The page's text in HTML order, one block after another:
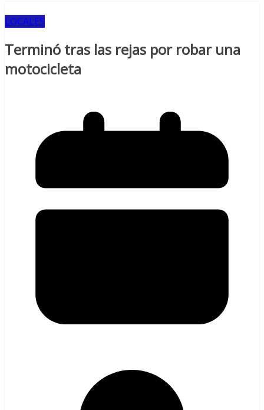
LOCALES
Terminó tras las rejas por robar una
motocicleta